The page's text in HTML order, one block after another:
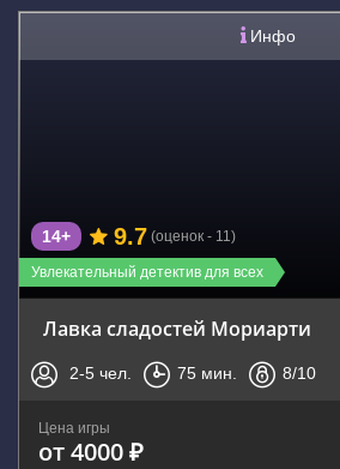
Инфо
Увлекательный детектив для всех
14+ 9.7 (оценок - 11)
Лавка сладостей Мориарти
2-5 чел. 75 мин. 8/10
Цена игры
от 4000 ₽